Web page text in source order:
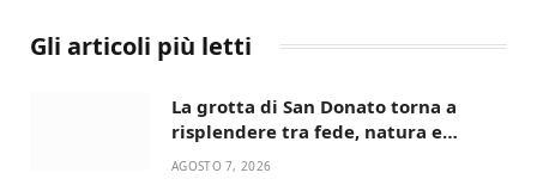
Gli articoli più letti
La grotta di San Donato torna a
risplendere tra fede, natura e
devozione
AGOSTO 7, 2026